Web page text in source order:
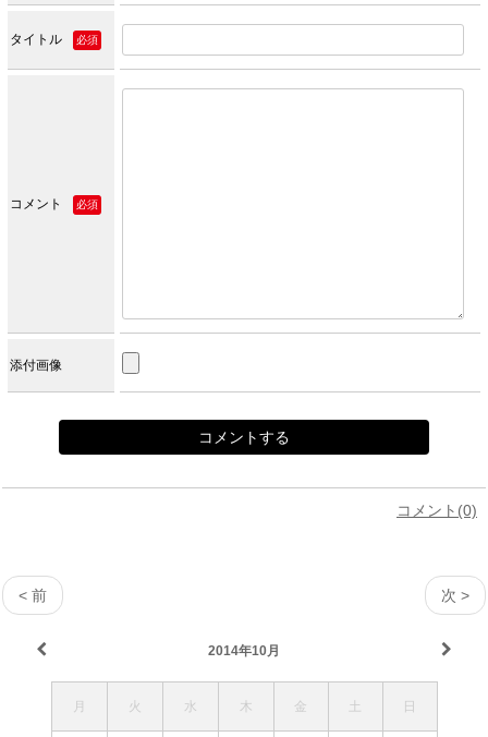
タイトル 必須
コメント 必須
添付画像
コメント(0)
< 前 次 >
2014年10月
月 火 水 木 金 土 日